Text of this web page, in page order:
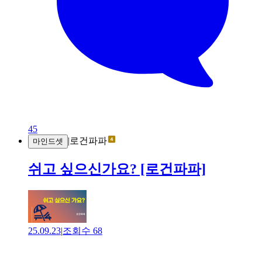
45
마인드셋 |로건파파
쉬고 싶으신가요? [로건파파]
25.09.23|조회수 68